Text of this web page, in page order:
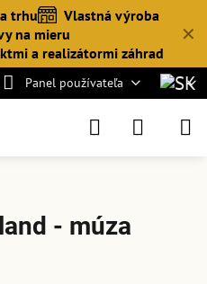
✕
trhu
Vlastná výroba
na mieru
a realizátormi záhrad
Panel používateľa
- múza